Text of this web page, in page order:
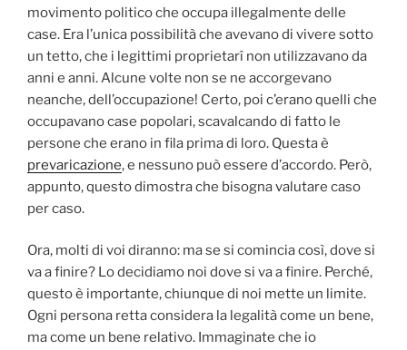
movimento politico che occupa illegalmente delle
case. Era l’unica possibilità che avevano di vivere sotto
un tetto, che i legittimi proprietarî non utilizzavano da
anni e anni. Alcune volte non se ne accorgevano
neanche, dell’occupazione! Certo, poi c’erano quelli che
occupavano case popolari, scavalcando di fatto le
persone che erano in fila prima di loro. Questa è
prevaricazione, e nessuno può essere d’accordo. Però,
appunto, questo dimostra che bisogna valutare caso
per caso.
Ora, molti di voi diranno: ma se si comincia così, dove si
va a finire? Lo decidiamo noi dove si va a finire. Perché,
questo è importante, chiunque di noi mette un limite.
Ogni persona retta considera la legalità come un bene,
ma come un bene relativo. Immaginate che io